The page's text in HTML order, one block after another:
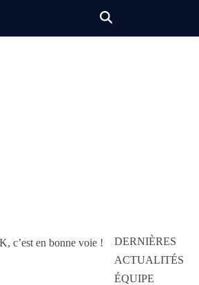
DERNIÈRES
ACTUALITÉS
ÉQUIPE